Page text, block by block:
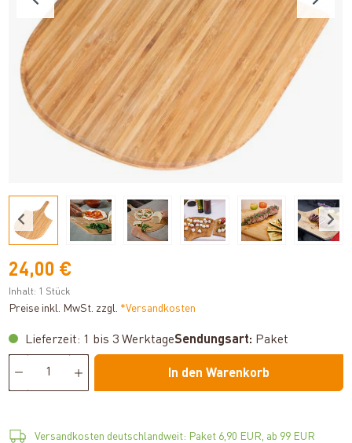
24,00 €
Inhalt: 1 Stück
Preise inkl. MwSt. zzgl. *Versandkosten
Lieferzeit: 1 bis 3 WerktageSendungsart: Paket
In den Warenkorb
Versandkosten deutschlandweit: Paket 6,90 EUR, ab 99 EUR